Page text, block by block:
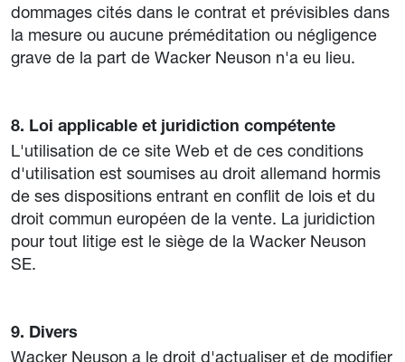
dommages cités dans le contrat et prévisibles dans
la mesure ou aucune préméditation ou négligence
grave de la part de Wacker Neuson n'a eu lieu.
8. Loi applicable et juridiction compétente
L'utilisation de ce site Web et de ces conditions
d'utilisation est soumises au droit allemand hormis
de ses dispositions entrant en conflit de lois et du
droit commun européen de la vente. La juridiction
pour tout litige est le siège de la Wacker Neuson
SE.
9. Divers
Wacker Neuson a le droit d'actualiser et de modifier